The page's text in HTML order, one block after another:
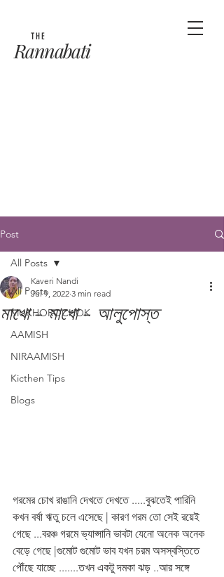
THE
Rannabati
Post
All Posts
MUKHOROCHOK
AAMISH
NIRAAMISH
Kicthen Tips
Blogs
All Posts
মাখো - মাখো - আলুপোস্ত
Kaveri Nandi
Jul 9, 2022 3 min read
গরমের চোখ রাঙানি দেখতে দেখতে .....বুঝতেই পারিনি
কখন বর্ষা ঋতু চলে এসেছে | কারণ গরম তো সেই রয়েই
গেছে ...বরঞ্চ গরমে ভ্যাপ্সানি ভাবটা যেনো অনেক অনেক
বেড়ে গেছে |গুমোট গুমোট ভাব যখন চরম অসস্বস্তিতে
পৌঁছে যাচ্ছে .......তখন একটু দমকা ঝড় ..আর সঙ্গে